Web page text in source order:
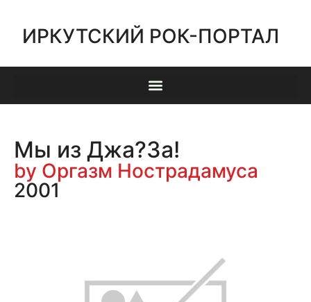
ИРКУТСКИЙ РОК-ПОРТАЛ
Мы из Джа?За!
by Оргазм Нострадамуса
2001